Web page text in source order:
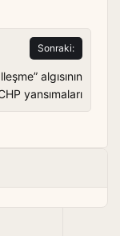
Sonraki:
algısının
yansımaları